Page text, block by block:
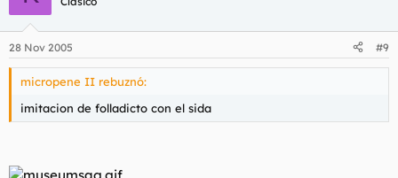
28 Nov 2005 #9
micropene II rebuznó:
imitacion de folladicto con el sida